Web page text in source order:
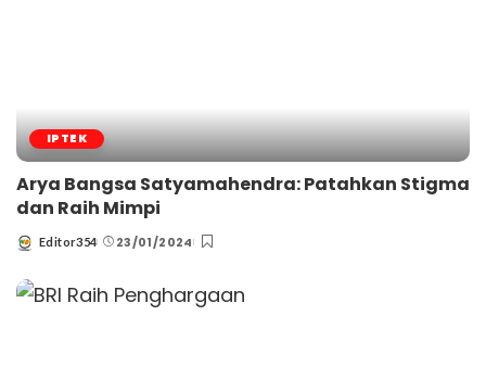
IPTEK
Arya Bangsa Satyamahendra: Patahkan Stigma
dan Raih Mimpi
Posted
Editor354 23/01/2024